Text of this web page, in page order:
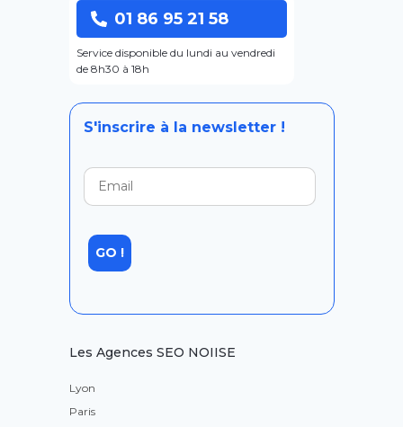
01 86 95 21 58
Service disponible du lundi au vendredi
de 8h30 à 18h
S'inscrire à la newsletter !
Les Agences SEO NOIISE
Lyon
Paris